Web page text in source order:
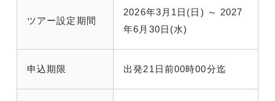
ツアー設定期間
2026年3月1日(日) ～ 2027
年6月30日(水)
申込期限 出発21日前00時00分迄